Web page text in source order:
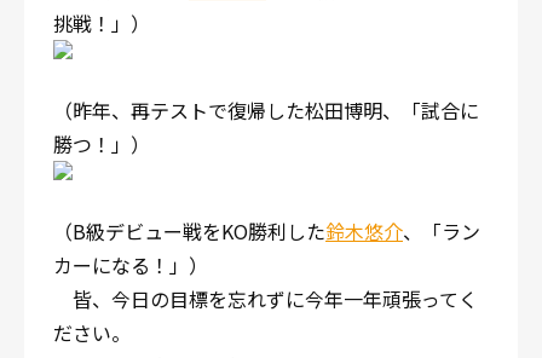
挑戦！」）
（昨年、再テストで復帰した松田博明、「試合に
勝つ！」）
（B級デビュー戦をKO勝利した鈴木悠介、「ラン
カーになる！」）
皆、今日の目標を忘れずに今年一年頑張ってく
ださい。